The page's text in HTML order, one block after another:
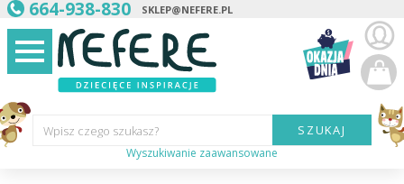
664-938-830 SKLEP@NEFERE.PL
Wpisz czego szukasz? SZUKAJ
Wyszukiwanie zaawansowane